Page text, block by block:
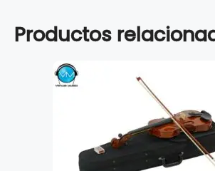
Productos